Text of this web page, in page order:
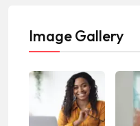
Image Gallery